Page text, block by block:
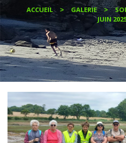
ACCUEIL > GALERIE >
JUIN